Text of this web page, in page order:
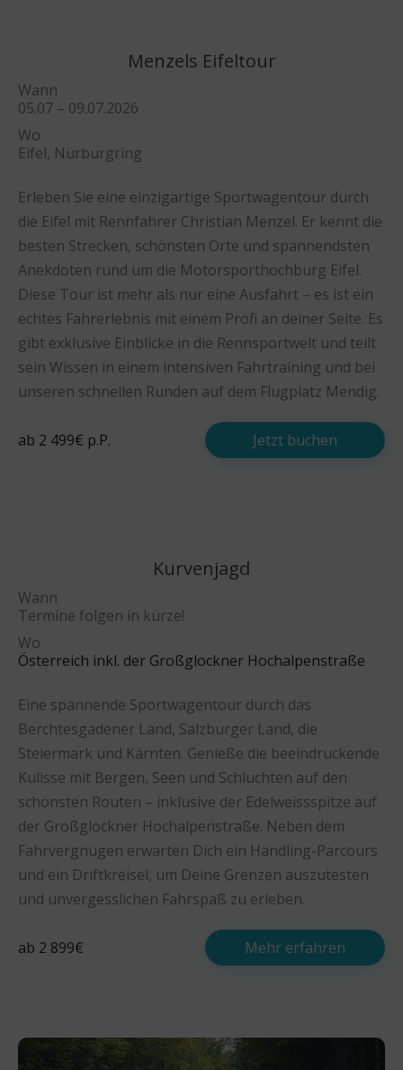
Menzels Eifeltour
Wann
05.07 – 09.07.2026
Wo
Eifel, Nürburgring
Erleben Sie eine einzigartige Sportwagentour durch
die Eifel mit Rennfahrer Christian Menzel. Er kennt die
besten Strecken, schönsten Orte und spannendsten
Anekdoten rund um die Motorsporthochburg Eifel.
Diese Tour ist mehr als nur eine Ausfahrt – es ist ein
echtes Fahrerlebnis mit einem Profi an deiner Seite. Es
gibt exklusive Einblicke in die Rennsportwelt und teilt
sein Wissen in einem intensiven Fahrtraining und bei
unseren schnellen Runden auf dem Flugplatz Mendig.
ab 2 499€ p.P. Jetzt buchen
Kurvenjagd
Wann
Termine folgen in kürze!
Wo
Österreich inkl. der Großglockner Hochalpenstraße
Eine spannende Sportwagentour durch das
Berchtesgadener Land, Salzburger Land, die
Steiermark und Kärnten. Genieße die beeindruckende
Kulisse mit Bergen, Seen und Schluchten auf den
schönsten Routen – inklusive der Edelweissspitze auf
der Großglockner Hochalpenstraße. Neben dem
Fahrvergnügen erwarten Dich ein Handling-Parcours
und ein Driftkreisel, um Deine Grenzen auszutesten
und unvergesslichen Fahrspaß zu erleben.
ab 2 899€ Mehr erfahren